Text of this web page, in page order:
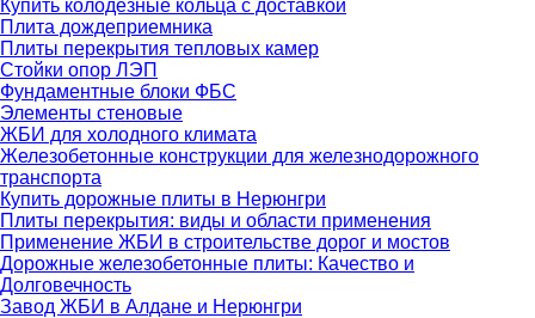
Купить колодезные кольца с доставкой
Плита дождеприемника
Плиты перекрытия тепловых камер
Стойки опор ЛЭП
Фундаментные блоки ФБС
Элементы стеновые
ЖБИ для холодного климата
Железобетонные конструкции для железнодорожного
транспорта
Купить дорожные плиты в Нерюнгри
Плиты перекрытия: виды и области применения
Применение ЖБИ в строительстве дорог и мостов
Дорожные железобетонные плиты: Качество и
Долговечность
Завод ЖБИ в Алдане и Нерюнгри